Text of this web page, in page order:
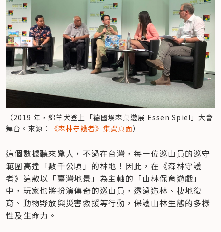
（2019 年，綿羊犬登上「德國埃森桌遊展 Essen Spiel」大會
舞台。來源：
《森林守護者》集資頁面）
這個數據聽來驚人，不過在台灣，每一位巡山員的巡守
範圍高達「數千公頃」的林地！因此，在《森林守護
者》這款以「臺灣地景」為主軸的「山林保育遊戲」
中，玩家也將扮演傳奇的巡山員，透過造林、棲地復
育、動物野放與災害救援等行動，保護山林生態的多樣
性及生命力。